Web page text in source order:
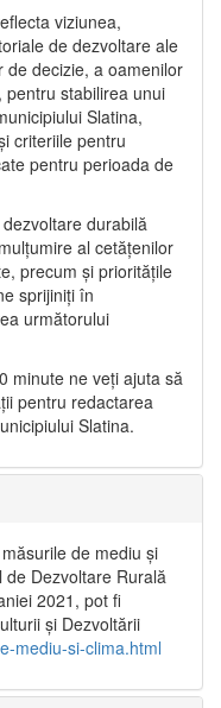
viziunea,
de dezvoltare ale
de decizie, a oamenilor
pentru stabilirea unui
Slatina,
criteriile pentru
pentru perioada de
durabilă
al cetățenilor
precum și prioritățile
sprijiniți în
următorului
minute ne veți ajuta să
pentru redactarea
Slatina.
de mediu și
Dezvoltare Rurală
2021, pot fi
și Dezvoltării
mediu-si-clima.html